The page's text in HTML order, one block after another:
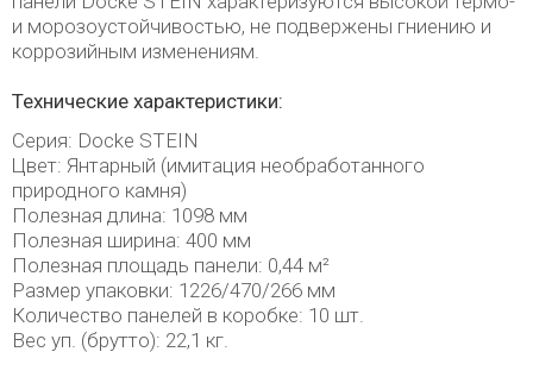
и морозоустойчивостью, не подвержены гниению и
коррозийным изменениям.
Технические характеристики:
Серия: Docke STEIN
Цвет: Янтарный (имитация необработанного
природного камня)
Полезная длина: 1098 мм
Полезная ширина: 400 мм
Полезная площадь панели: 0,44 м²
Размер упаковки: 1226/470/266 мм
Количество панелей в коробке: 10 шт.
Вес уп. (брутто): 22,1 кг.